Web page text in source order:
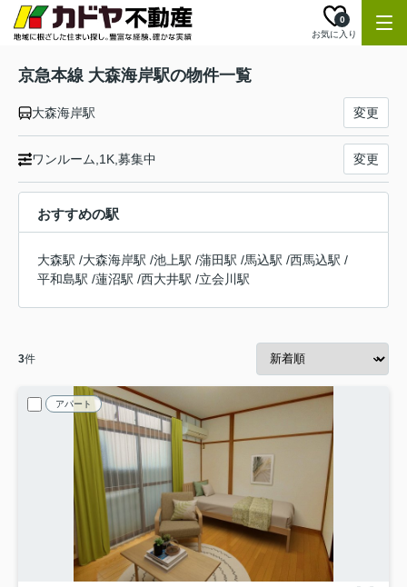
お気に入り
0
京急本線 大森海岸駅の物件一覧
大森海岸駅 変更
ワンルーム,1K,募集中 変更
おすすめの駅
大森駅 /大森海岸駅 /池上駅 /蒲田駅 /馬込駅 /西馬込駅 /
平和島駅 /蓮沼駅 /西大井駅 /立会川駅
3件
アパート